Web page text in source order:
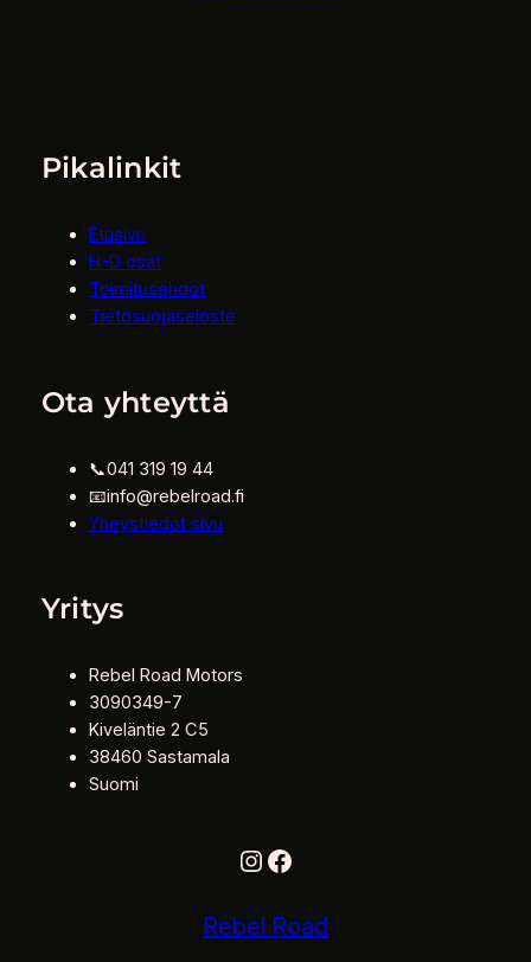
Pikalinkit
Etusivu
H-D osat
Toimitusehdot
Tietosuojaseloste
Ota yhteyttä
📞041 319 19 44
📧info@rebelroad.fi
Yheystiedot sivu
Yritys
Rebel Road Motors
3090349-7
Kiveläntie 2 C5
38460 Sastamala
Suomi
Instagram
Facebook
Rebel Road